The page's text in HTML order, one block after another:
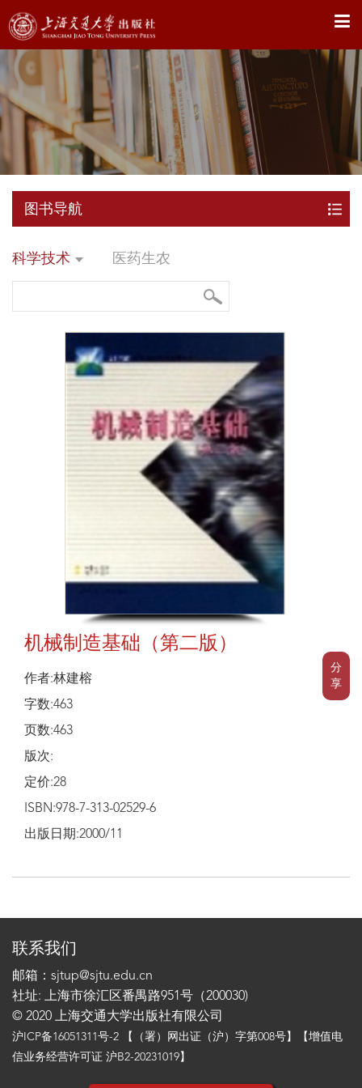
X
分
享
图书导航
科学技术 医药生农
机械制造基础（第二版）
作者:林建榕
字数:463
页数:463
版次:
定价:28
ISBN:978-7-313-02529-6
出版日期:2000/11
联系我们
邮箱：sjtup@sjtu.edu.cn
社址: 上海市徐汇区番禺路951号（200030)
© 2020 上海交通大学出版社有限公司
沪ICP备16051311号-2 【（署）网出证（沪）字第008号】【增值电
信业务经营许可证 沪B2-20231019】